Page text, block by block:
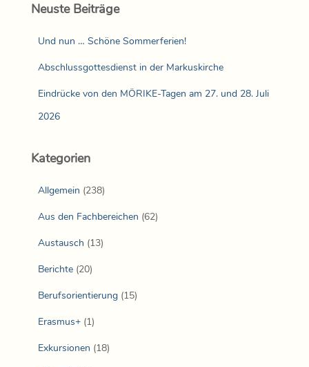
Neuste Beiträge
Und nun … Schöne Sommerferien!
Abschlussgottesdienst in der Markuskirche
Eindrücke von den MÖRIKE-Tagen am 27. und 28. Juli
2026
Kategorien
Allgemein (238)
Aus den Fachbereichen (62)
Austausch (13)
Berichte (20)
Berufsorientierung (15)
Erasmus+ (1)
Exkursionen (18)